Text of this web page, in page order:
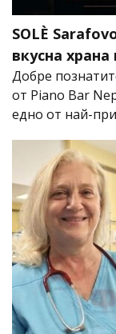
SOLÈ
вкусна
Добре
от Piano Bar
едно от най-